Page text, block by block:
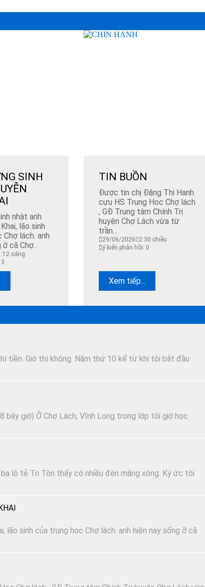
SINH
nhật anh
lão sinh
lách. anh
cã Chợ...
sáng
TIN BUỒN
Được tin chị Đặng Thi Hanh
cựu HS Trung Hoc Chợ lách
, GĐ Trung tâm Chính Trị
huyện Chợ Lách vừa từ
trần...
29/06/2026
2:30 chiều
ý kiến phản hồi: 0
Xem tiếp...
tiền. Giờ thì không. Năm thứ 10 kể từ khi tôi bắt đầu
giờ) Ở Chợ Lách, Vĩnh Long trong lớp tôi giờ học
lộ tẻ Tri Tôn thấy có nhiều đèn măng xông. Ký ức tôi
lão sinh của trung hoc Chợ lách. anh hiện nay sống ỡ cã